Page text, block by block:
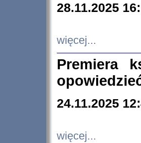
28.11.2025
więcej...
Premiera
24.11.2025
więcej...